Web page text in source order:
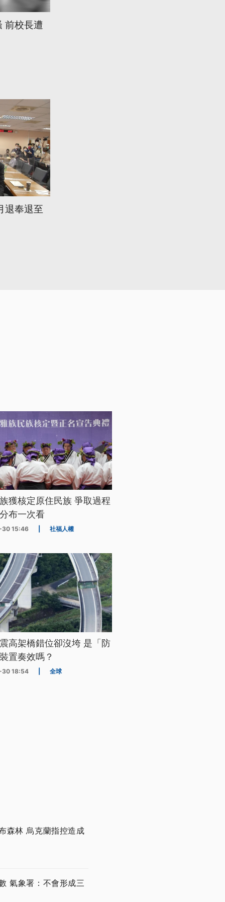
前校長遭
退奉退至
獲核定原住民族 爭取過程
布一次看
15:46 社福人權
高架橋錯位卻沒垮 是「防
置奏效嗎？
18:54 全球
森林 烏克蘭指控造成
氣象署：不會形成三